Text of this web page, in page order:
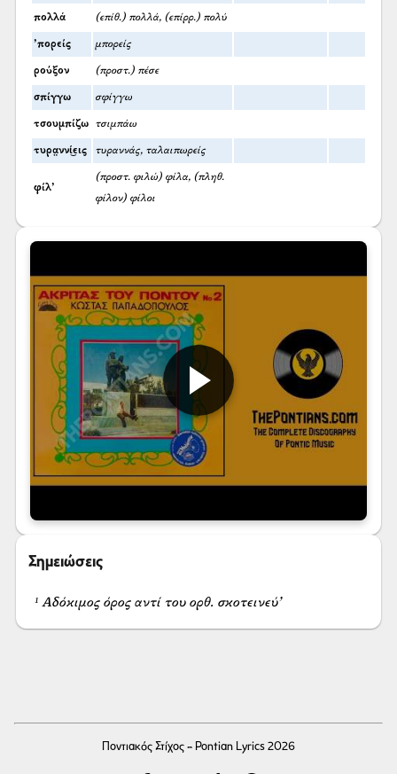
πολλά (επίθ.) πολλά, (επίρρ.) πολύ
’πορείς μπορείς
ρούξον (προστ.) πέσε
σπίγγω σφίγγω
τσουμπίζω τσιμπάω
τυρα̤ννί͜εις τυραννάς, ταλαιπωρείς
φίλ’
(προστ. φιλώ) φίλα, (πληθ.
φίλον) φίλοι
Σημειώσεις
¹ Αδόκιμος όρος αντί του ορθ. σκοτεινεύ’
Ποντιακός Στίχος - Pontian Lyrics 2026